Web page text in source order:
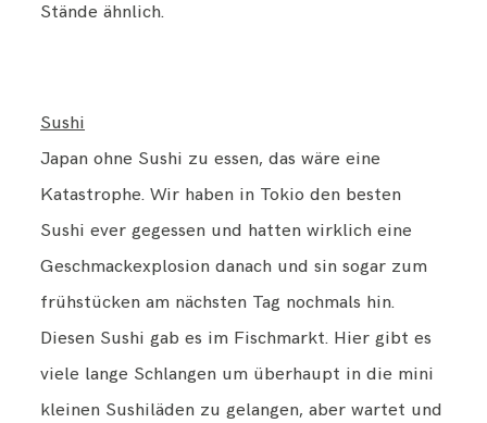
Stände ähnlich.
Sushi
Japan ohne Sushi zu essen, das wäre eine
Katastrophe. Wir haben in Tokio den besten
Sushi ever gegessen und hatten wirklich eine
Geschmackexplosion danach und sin sogar zum
frühstücken am nächsten Tag nochmals hin.
Diesen Sushi gab es im Fischmarkt. Hier gibt es
viele lange Schlangen um überhaupt in die mini
kleinen Sushiläden zu gelangen, aber wartet und